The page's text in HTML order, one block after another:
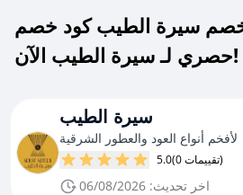
خصم سيرة الطيب كود خصم
حصري لـ سيرة الطيب الآن!
سيرة الطيب
لأفخم أنواع العود والعطور الشرقية
5.0 (0 تقييمات)
اخر تحديث: 06/08/2026